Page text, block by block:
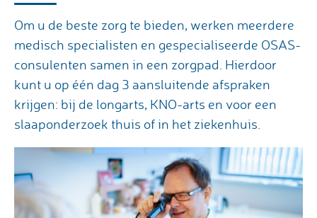
Om u de beste zorg te bieden, werken meerdere
medisch specialisten en gespecialiseerde OSAS-
consulenten samen in een zorgpad. Hierdoor
kunt u op één dag 3 aansluitende afspraken
krijgen: bij de longarts, KNO-arts en voor een
slaaponderzoek thuis of in het ziekenhuis.